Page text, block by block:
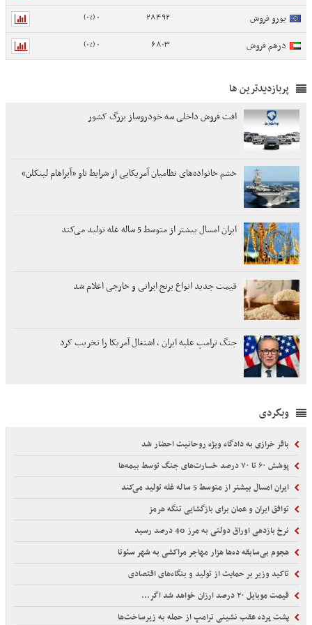
یورو فروش 28492
0 (0%)
درهم فروش 6803
0 (0%)
پربازدیدترین ها
افت فروش داخلی سه خودروساز بزرگ کشور
خشم خانواده‌های نظامیان آمریکایی از شرایط ناو «آبراهام لینکلن»
ایران امسال بیشتر از متوسط 5 ساله غله تولید می‌کند
قیمت جدید انواع برنج ایرانی و خارجی اعلام شد
جنگ ترامپ علیه ایران ، اشتغال آمریکا را تخریب کرد
وبگردی
باقر خرازی به دادگاه ویژه روحانیت احضار شد
پوشش ۶۰ تا ۷۰ درصد خسارت‌های جنگ توسط بیمه‌ها
ایران امسال بیشتر از متوسط 5 ساله غله تولید می‌کند
توافق ایران و عمان برای بازگشایی تنگه هرمز
نرخ بازدهی اوراق دولتی به مرز 40 درصد رسید
هجوم بی‌سابقه ده‌ها هزار مهاجر مراکشی به شهر سئوتا
تاکید وزیر بر حمایت از تولید و بنگاه‌های اقتصادی
قیمت موبایل ۲۰ درصد ارزان خواهد شد اگر...
پشت پرده عقب نشینی ترامپ از حمله به زیرساخت‌ها